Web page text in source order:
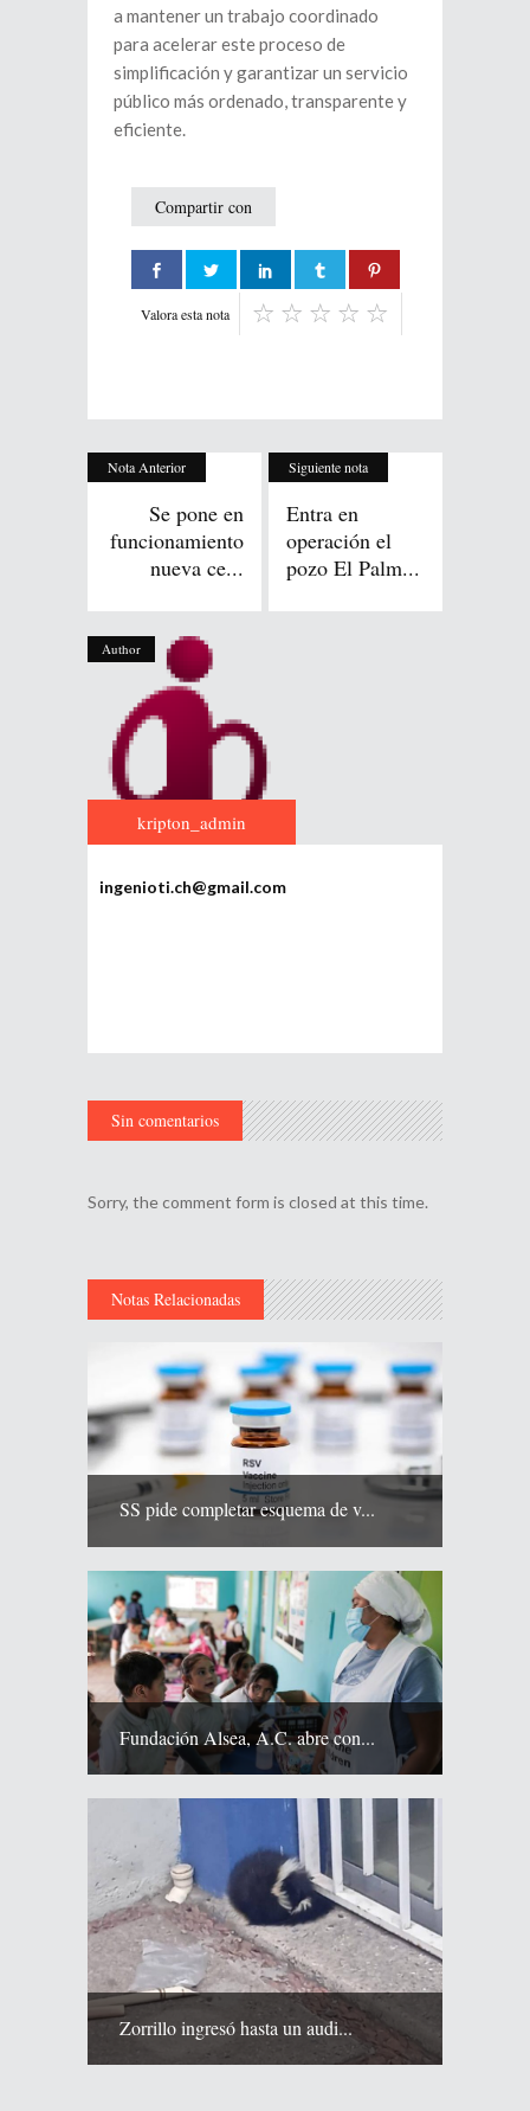
a mantener un trabajo coordinado
para acelerar este proceso de
simplificación y garantizar un servicio
público más ordenado, transparente y
eficiente.
Compartir con
Valora esta nota
Nota Anterior
Se pone en
funcionamiento
nueva ce...
Siguiente nota
Entra en
operación el
pozo El Palm...
Author
kripton_admin
ingenioti.ch@gmail.com
Sin comentarios
Sorry, the comment form is closed at this time.
Notas Relacionadas
SS pide completar esquema de v...
Fundación Alsea, A.C. abre con...
Zorrillo ingresó hasta un audi...